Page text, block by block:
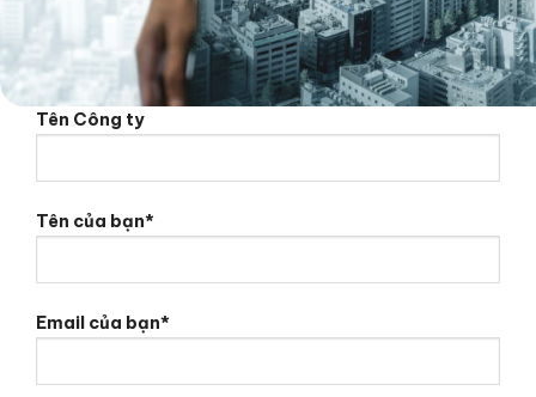
Tên Công ty
Tên của bạn*
Email của bạn*